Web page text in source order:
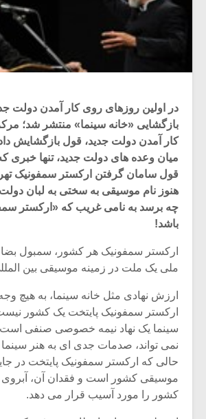
در اولین روزهای روی کار آمدن دولت
بازگشایی «خانه سینما» منتشر شد؛
کار آمدن دولت جدید، قول بازگشایش
میان وعده های دولت جدید، تنها خبری
قول سامان گرفتن ارکستر سمفونیک
هنوز نام موسیقی به سختی به لبان
چه برسد به نامی غریب که «ارکستر
باشد!
ارکستر سمفونیک هر کشور، سمبول
ملی یک ملت در زمینه موسیقی بین
ارزش نهادی مثل خانه سینما، به هیچ
ارکستر سمفونیک پایتخت یک کشور
سینما یک نهاد نیمه خصوصی صنفی
نمی تواند، صدمات جدی ای به هنر سینما
حالی که ارکستر سمفونیک پایتخت در
موسیقی کشور است و فقدان آن، آبروی
کشور را مورد آسیب قرار می دهد.